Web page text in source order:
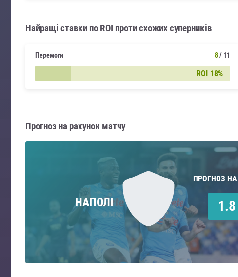
Найращі ставки по ROI проти схожих суперників
Перемоги 8/ 11
ROI 18%
Прогноз на рахунок матчу
НАПОЛІ
ПРОГНОЗ
1.8